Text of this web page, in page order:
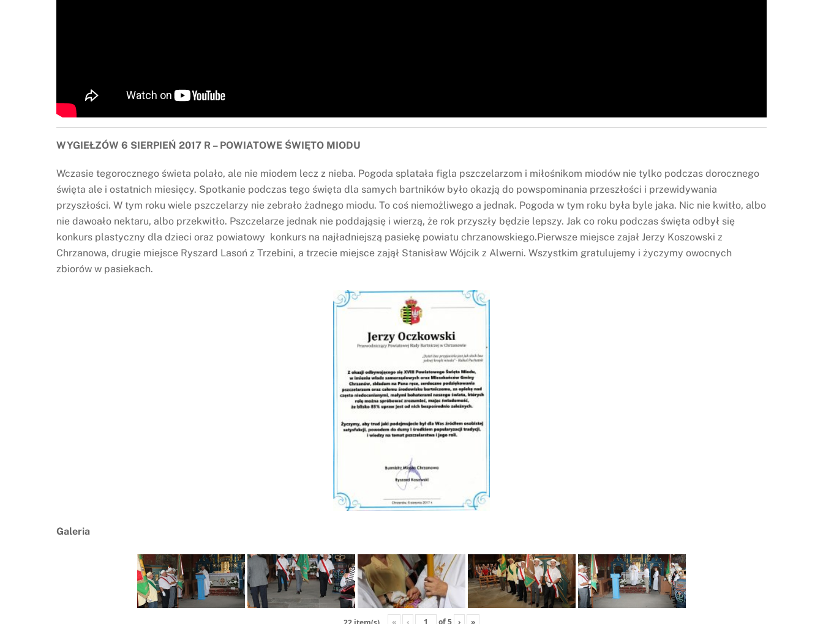
WYGIEŁZÓW 6 SIERPIEŃ 2017 R – POWIATOWE ŚWIĘTO MIODU
Wczasie tegorocznego świeta polało, ale nie miodem lecz z nieba. Pogoda splatała figla pszczelarzom i miłośnikom miodów nie tylko podczas dorocznego
święta ale i ostatnich miesięcy. Spotkanie podczas tego święta dla samych bartników było okazją do powspominania przeszłości i przewidywania
przyszłości. W tym roku wiele pszczelarzy nie zebrało żadnego miodu. To coś niemożliwego a jednak. Pogoda w tym roku była byle jaka. Nic nie kwitło, albo
nie dawoało nektaru, albo przekwitło. Pszczelarze jednak nie poddająsię i wierzą, że rok przyszły będzie lepszy. Jak co roku podczas święta odbył się
konkurs plastyczny dla dzieci oraz powiatowy konkurs na najładniejszą pasiekę powiatu chrzanowskiego.Pierwsze miejsce zajał Jerzy Koszowski z
Chrzanowa, drugie miejsce Ryszard Lasoń z Trzebini, a trzecie miejsce zajął Stanisław Wójcik z Alwerni. Wszystkim gratulujemy i życzymy owocnych
zbiorów w pasiekach.
Galeria